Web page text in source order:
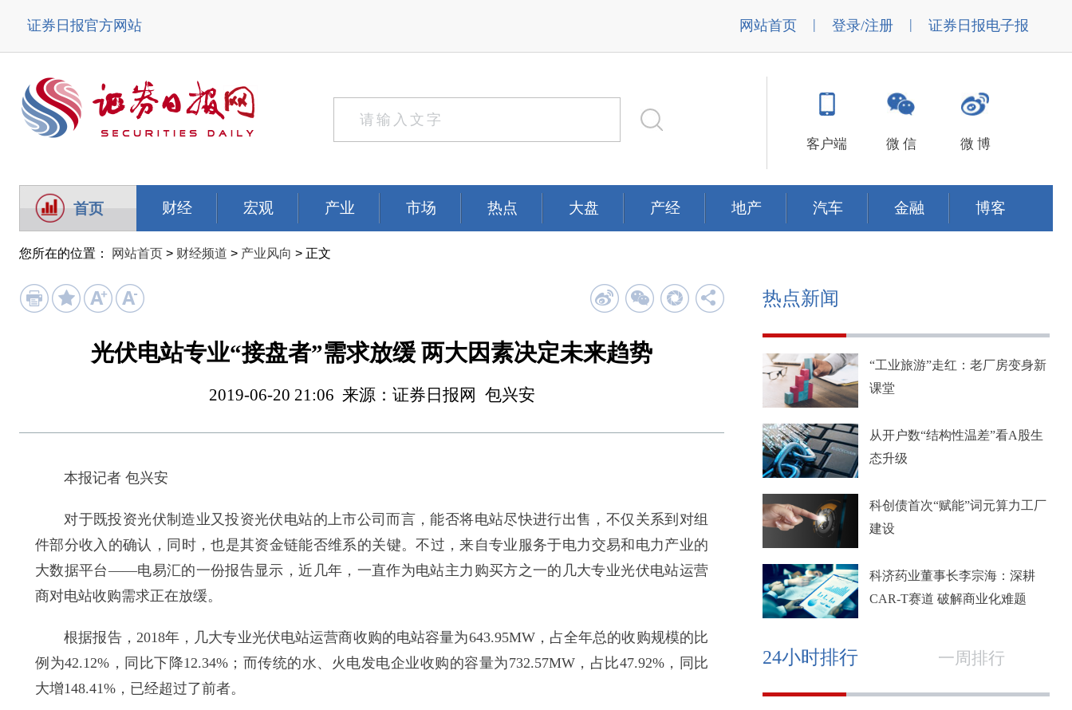
证券日报官方网站 网站首页 | 登录/注册 | 证券日报电子报
客户端 微 信 微 博
首页 财经 宏观 产业 市场 热点 大盘 产经 地产 汽车 金融 博客
您所在的位置： 网站首页 > 财经频道 > 产业风向 > 正文
光伏电站专业“接盘者”需求放缓 两大因素决定未来趋势
2019-06-20 21:06 来源：证券日报网 包兴安
本报记者 包兴安
对于既投资光伏制造业又投资光伏电站的上市公司而言，能否将电站尽快进行出售，不仅关系到对组
件部分收入的确认，同时，也是其资金链能否维系的关键。不过，来自专业服务于电力交易和电力产业的
大数据平台——电易汇的一份报告显示，近几年，一直作为电站主力购买方之一的几大专业光伏电站运营
商对电站收购需求正在放缓。
根据报告，2018年，几大专业光伏电站运营商收购的电站容量为643.95MW，占全年总的收购规模的比
例为42.12%，同比下降12.34%；而传统的水、火电发电企业收购的容量为732.57MW，占比47.92%，同比
大增148.41%，已经超过了前者。
热点新闻
“工业旅游”走红：老厂房变身新
课堂
从开户数“结构性温差”看A股生
态升级
科创债首次“赋能”词元算力工厂
建设
科济药业董事长李宗海：深耕
CAR-T赛道 破解商业化难题
24小时排行 一周排行